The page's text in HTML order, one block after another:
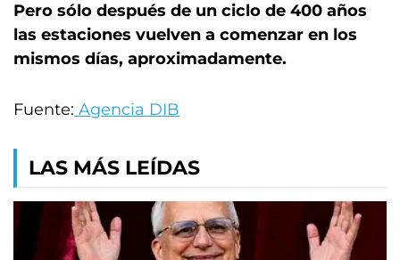
Pero sólo después de un ciclo de 400 años
las estaciones vuelven a comenzar en los
mismos días, aproximadamente.
Fuente: Agencia DIB
LAS MÁS LEÍDAS